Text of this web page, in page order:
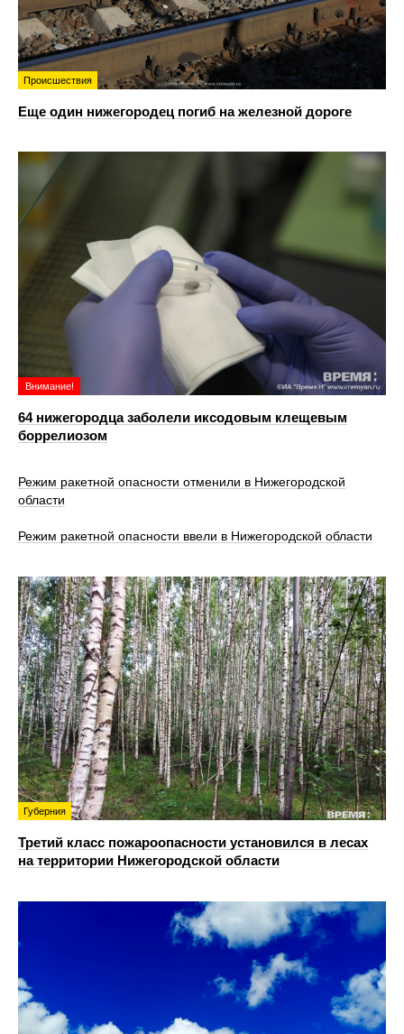
Происшествия
Еще один нижегородец погиб на железной дороге
Внимание!
64 нижегородца заболели иксодовым клещевым
боррелиозом
Режим ракетной опасности отменили в Нижегородской
области
Режим ракетной опасности ввели в Нижегородской области
Губерния
Третий класс пожароопасности установился в лесах
на территории Нижегородской области